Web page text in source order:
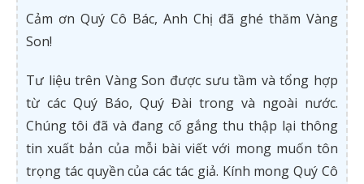
Cảm ơn Quý Cô Bác, Anh Chị đã ghé thăm Vàng
Son!
Tư liệu trên Vàng Son được sưu tầm và tổng hợp
từ các Quý Báo, Quý Đài trong và ngoài nước.
Chúng tôi đã và đang cố gắng thu thập lại thông
tin xuất bản của mỗi bài viết với mong muốn tôn
trọng tác quyền của các tác giả. Kính mong Quý Cô